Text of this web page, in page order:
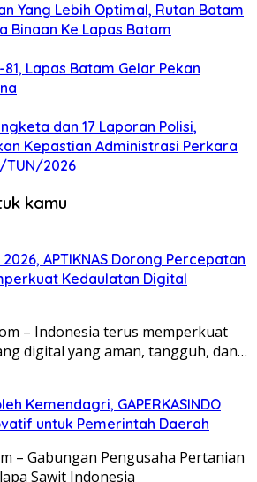
Yang Lebih Optimal, Rutan Batam
Binaan Ke Lapas Batam
Lapas Batam Gelar Pekan
dan 17 Laporan Polisi,
Kepastian Administrasi Perkara
TUN/2026
kamu
APTIKNAS Dorong Percepatan
Kedaulatan Digital
– Indonesia terus memperkuat
digital yang aman, tangguh, dan…
Kemendagri, GAPERKASINDO
untuk Pemerintah Daerah
– Gabungan Pengusaha Pertanian
Sawit Indonesia